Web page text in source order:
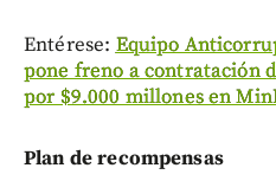
Entérese: Equipo
pone freno a contratación
por $9.000 millones en
Plan de recompensas